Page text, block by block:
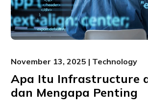
November 13, 2025 | Technology
Apa Itu Infrastructure
dan Mengapa Penting